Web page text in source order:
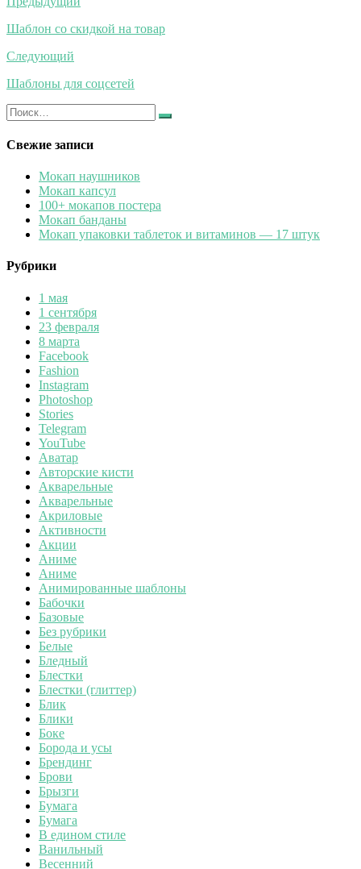
по
записям
Шаблон со скидкой на товар
Следующий
Шаблоны для соцсетей
Искать:
Найти
Свежие записи
Мокап наушников
Мокап капсул
100+ мокапов постера
Мокап банданы
Мокап упаковки таблеток и витаминов — 17 штук
Рубрики
1 мая
1 сентября
23 февраля
8 марта
Facebook
Fashion
Instagram
Photoshop
Stories
Telegram
YouTube
Аватар
Авторские кисти
Акварельные
Акварельные
Акриловые
Активности
Акции
Аниме
Аниме
Анимированные шаблоны
Бабочки
Базовые
Без рубрики
Белые
Бледный
Блестки
Блестки (глиттер)
Блик
Блики
Боке
Борода и усы
Брендинг
Брови
Брызги
Бумага
Бумага
В едином стиле
Ванильный
Весенний